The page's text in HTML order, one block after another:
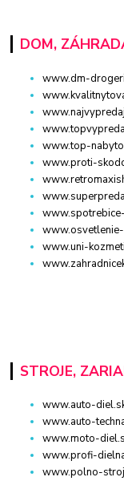
DOM,
www.dm-
www.top-
www.proti-
www.uni-
STROJE,
www.auto-
www.auto-
www.moto-
www.profi-
www.polno-